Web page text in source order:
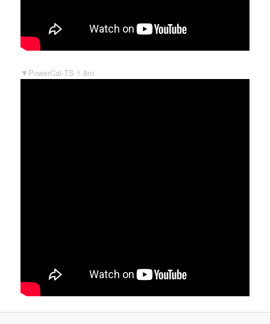
▼PowerCat-TS 1.8m